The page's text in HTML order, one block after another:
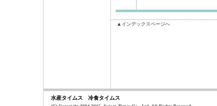
▲インデックスページへ
水産タイムス 冷食タイムス